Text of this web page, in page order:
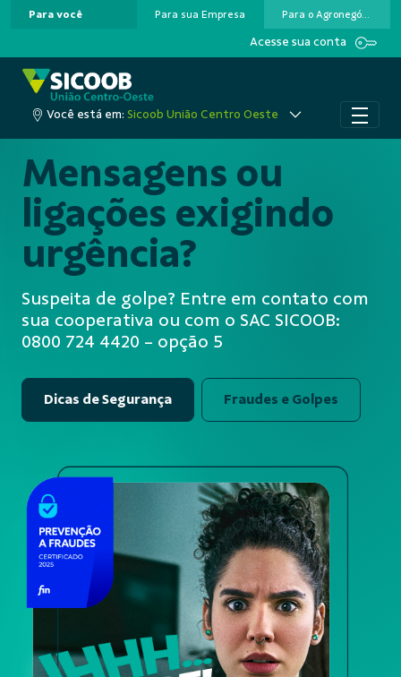
Pular para o Conteúdo principal
Para você Para sua Empresa Para o Agronegócio
Acesse sua conta
Você está em: Sicoob União Centro Oeste
Mensagens ou
ligações exigindo
urgência?
Suspeita de golpe? Entre em contato com
sua cooperativa ou com o SAC SICOOB:
0800 724 4420 - opção 5
Dicas de Segurança Fraudes e Golpes